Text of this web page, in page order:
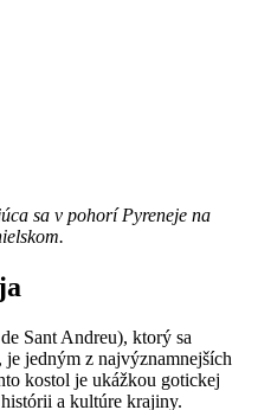
sa v pohorí Pyreneje na
Sant Andreu), ktorý sa
, je jedným z najvýznamnejších
kostol je ukážkou gotickej
a kultúre krajiny.